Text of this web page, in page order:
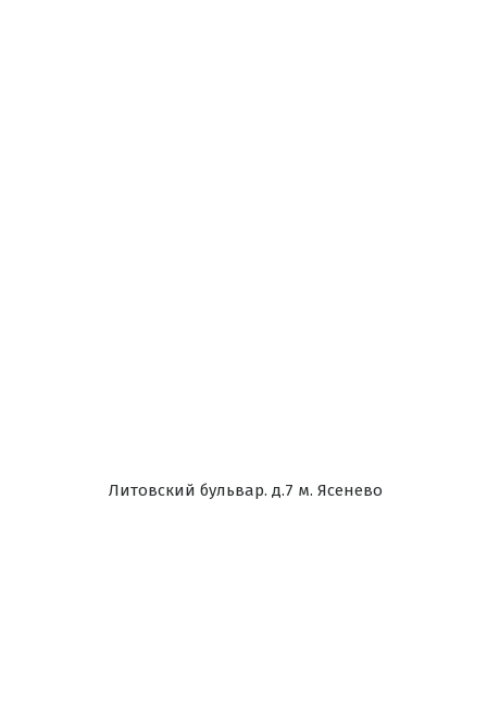
Литовский бульвар. д.7 м. Ясенево